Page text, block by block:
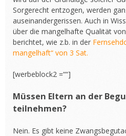
Sorgerecht entzogen, werden
auseinandergerissen. Auch in
über die mangelhafte Qualität
berichtet, wie z.b. in der
mangelhaft“ von 3 Sat.
[werbeblock2 =““]
Müssen Eltern an der
teilnehmen?
Nein. Es gibt keine